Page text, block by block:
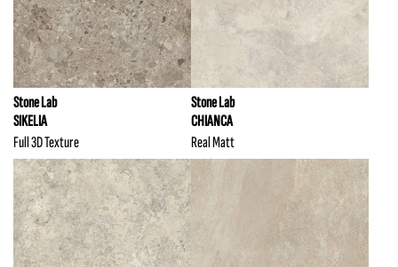
Stone Lab
SIKELIA
Full 3D Texture
Stone Lab
CHIANCA
Real Matt